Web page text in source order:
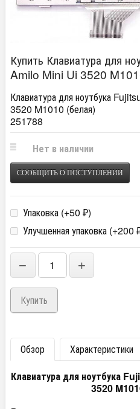
Купить Клавиатура для
Amilo Mini Ui 3520
Клавиатура для ноутбука
3520 M1010 (белая)
251788
Нет в наличии
СООБЩИТЬ О ПОСТУПЛЕНИИ
Упаковка (+50 ₽)
Улучшенная упаковка (+200
− +
Обзор Характеристики
Клавиатура для ноутбука
3520